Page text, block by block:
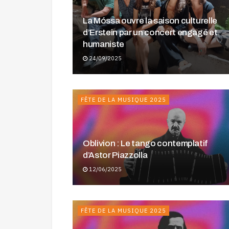
La Móssa ouvre la saison culturelle
d’Erstein par un concert engagé et
humaniste
24/09/2025
FÊTE DE LA MUSIQUE 2025
Oblivion : Le tango contemplatif
d’Astor Piazzolla
12/06/2025
FÊTE DE LA MUSIQUE 2025